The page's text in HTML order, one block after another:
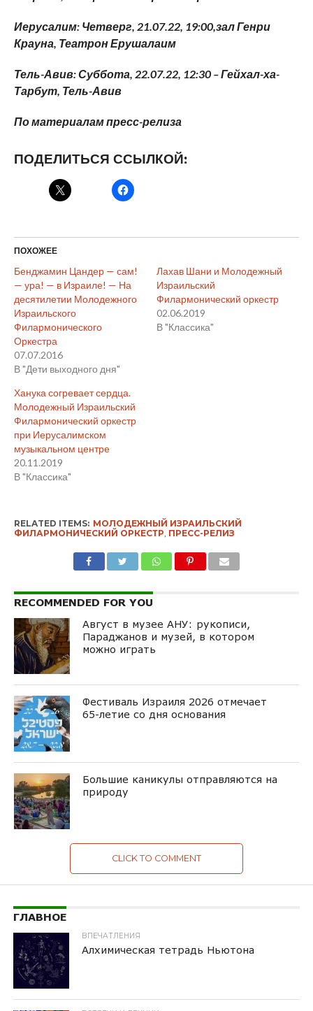
Иерусалим: Четверг, 21.07.22, 19:00,зал Генри
Крауна, Театрон Ерушалаим
Тель-Авив: Суббота, 22.07.22, 12:30 – Гейхал-ха-
Тарбут, Тель-Авив
По материалам пресс-релиза
ПОДЕЛИТЬСЯ ССЫЛКОЙ:
ПОХОЖЕЕ
Бенджамин Цандер — сам!
— ура! — в Израиле! — На
десятилетии Молодежного
Израильского
Филармонического
Оркестра
07.07.2016
В "Дети выходного дня"
Лахав Шани и Молодежный
Израильский
Филармонический оркестр
02.06.2019
В "Классика"
Ханука согревает сердца.
Молодежный Израильский
Филармонический оркестр
при Иерусалимском
музыкальном центре
20.11.2019
В "Классика"
RELATED ITEMS: МОЛОДЕЖНЫЙ ИЗРАИЛЬСКИЙ
ФИЛАРМОНИЧЕСКИЙ ОРКЕСТР ПРЕСС-РЕЛИЗ
RECOMMENDED FOR YOU
Август в музее АНУ: рукописи,
Параджанов и музей, в котором
можно играть
Фестиваль Израиля 2026 отмечает
65-летие со дня основания
Большие каникулы отправляются на
природу
CLICK TO COMMENT
ГЛАВНОЕ
ВПЕЧАТЛЕНИЯ
Алхимическая тетрадь Ньютона